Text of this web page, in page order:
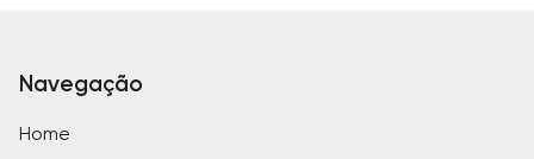
Navegação
Home